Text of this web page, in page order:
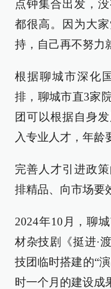
点钟集合出发，
都很高。因为大
持，自己再不努力
根据聊城市深化
排，聊城市直3家
团可以根据自身
入专业人才，年龄
完善人才引进政
排精品、向市场要
2024年10月，聊
材杂技剧《挺进·
技团临时搭建的“
时一个月的建设成